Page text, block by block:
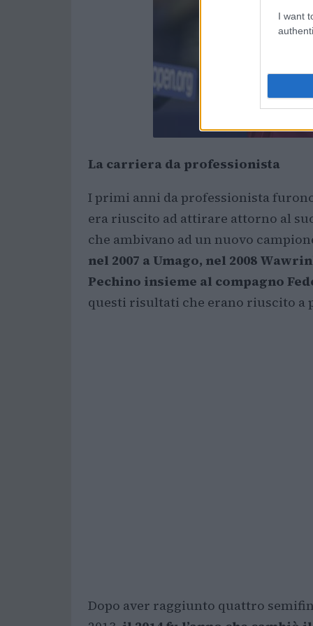
I want
La carriera da professionista
I primi anni da professionista
era riuscito ad attirare attorno al
che ambivano ad un nuovo
nel 2007 a Umago, nel 2008
Pechino insieme al compagno
questi risultati che erano riuscito
Dopo aver raggiunto quattro